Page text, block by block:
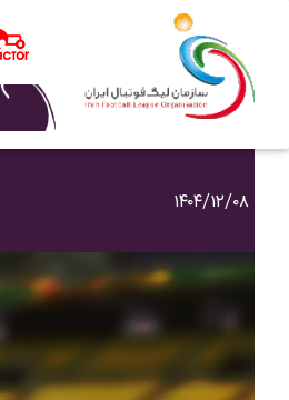
۱۴۰۴/۱۲/۰۸